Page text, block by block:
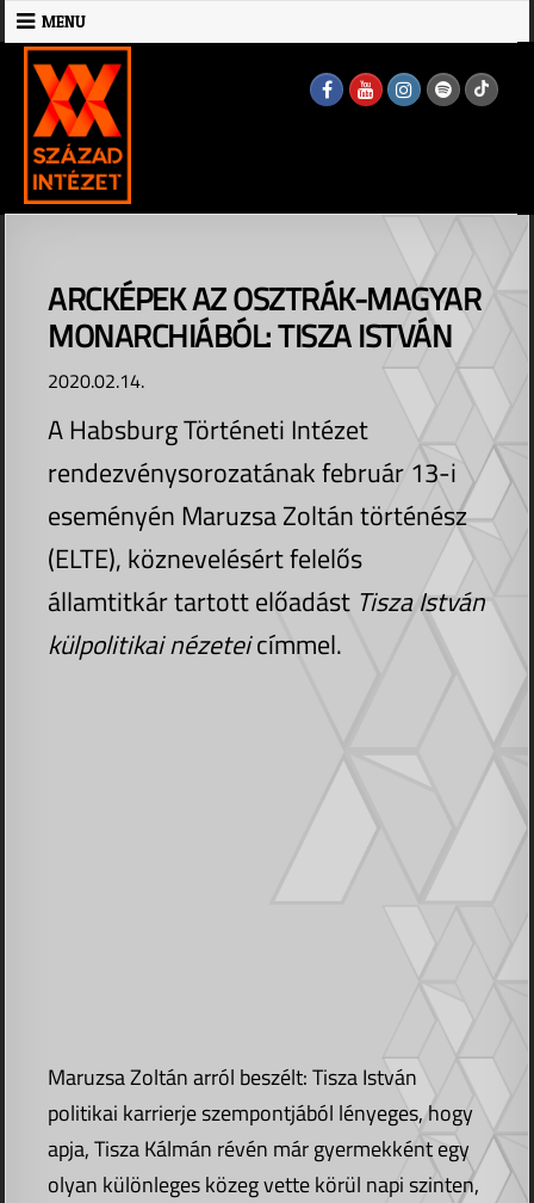
Skip
to
content
MENU
ARCKÉPEK AZ OSZTRÁK-MAGYAR
MONARCHIÁBÓL: TISZA ISTVÁN
2020.02.14.
A Habsburg Történeti Intézet
rendezvénysorozatának február 13-i
eseményén Maruzsa Zoltán történész
(ELTE), köznevelésért felelős
államtitkár tartott előadást Tisza István
külpolitikai nézeteicímmel.
Maruzsa Zoltán arról beszélt: Tisza István
politikai karrierje szempontjából lényeges, hogy
apja, Tisza Kálmán révén már gyermekként egy
olyan különleges közeg vette körül napi szinten,